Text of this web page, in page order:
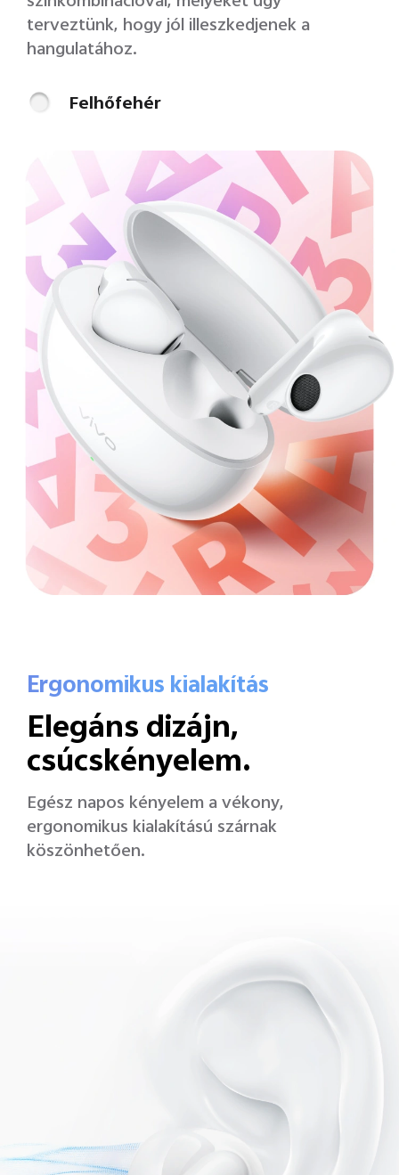
terveztünk, hogy jól illeszkedjenek a
hangulatához.
Felhőfehér
Ergonomikus kialakítás
Elegáns dizájn,
csúcskényelem.
Egész napos kényelem a vékony,
ergonomikus kialakítású szárnak
köszönhetően.